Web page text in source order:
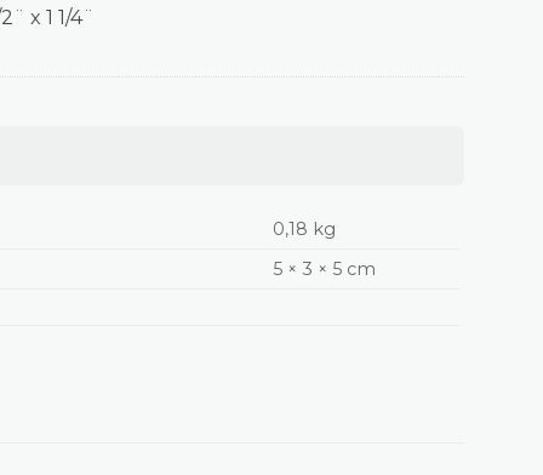
x 1 1/4¨
0,18 kg
5 × 3 × 5 cm